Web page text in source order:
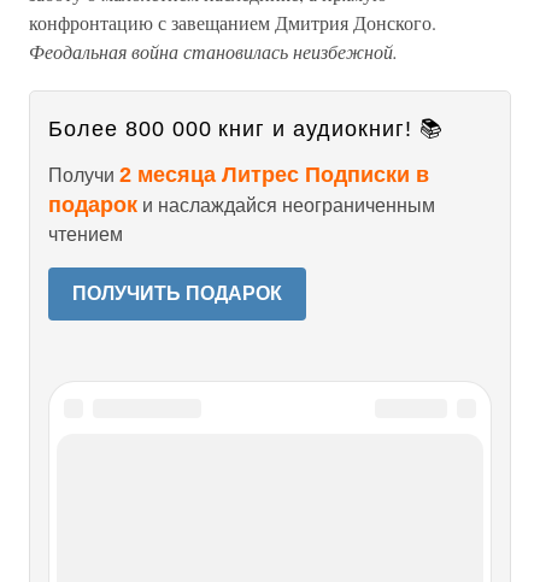
конфронтацию с завещанием Дмитрия Донского.
Феодальная война становилась неизбежной.
Более 800 000 книг и аудиокниг! 📚
Получи 2 месяца Литрес Подписки в
подарок и наслаждайся неограниченным
чтением
ПОЛУЧИТЬ ПОДАРОК